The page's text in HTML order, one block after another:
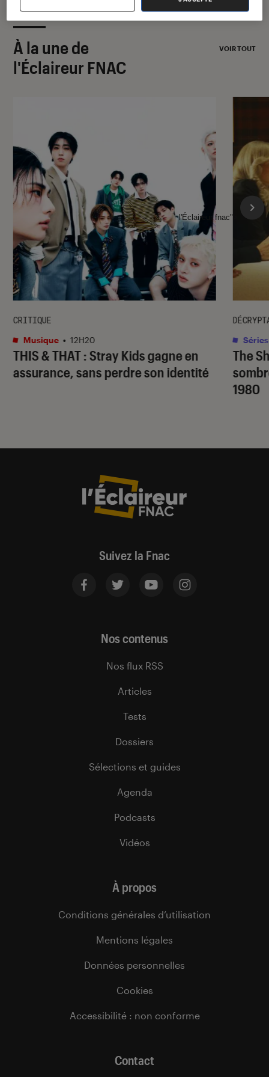
À la une de
l'Éclaireur FNAC
VOIR TOUT
THIS & THAT: Stray Kids gagne en
assurance, sans perdre son identité
CRITIQUE
Musique • 12H20
The
1980
Séries
l'Éclaireur fnac">
Suivez la Fnac
Nos contenus
Nos flux RSS
Articles
Tests
Dossiers
Sélections et guides
Agenda
Podcasts
Vidéos
À propos
Conditions générales d’utilisation
Mentions légales
Données personnelles
Cookies
Accessibilité : non conforme
Contact